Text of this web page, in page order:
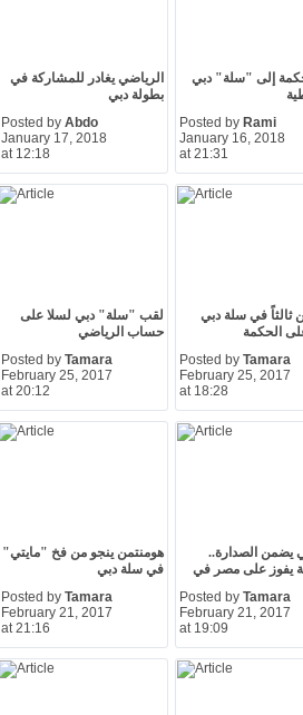
الرياضي يغادر للمشاركة في
بطولة دبي
Posted by Abdo
January 17, 2018
at 12:18
إلى "سلة" دبي
Posted by Rami
January 16, 2018
at 21:31
لقب "سلة" دبي لسلا على
حساب الرياضي
Posted by Tamara
February 25, 2017
at 20:12
ثالثاً في سلة دبي
الحكمة
Posted by Tamara
February 25, 2017
at 18:28
هومنتمن ينجو من فخ "مايتي"
في سلة دبي
Posted by Tamara
February 21, 2017
at 21:16
يضمن الصدارة..
يفوز على مصر في
Posted by Tamara
February 21, 2017
at 19:09